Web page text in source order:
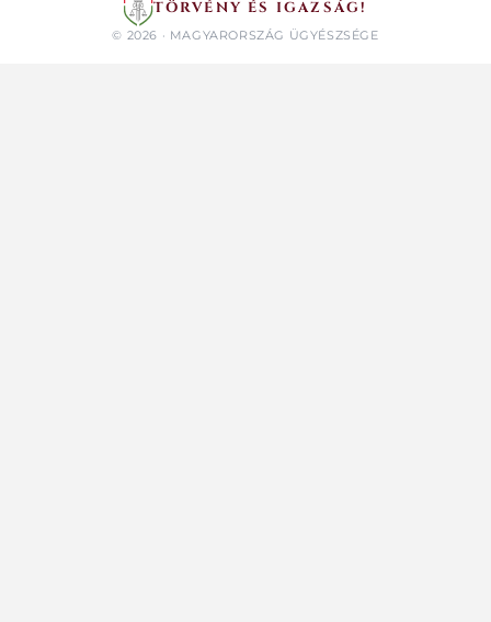
TÖRVÉNY ÉS IGAZSÁG!
© 2026 · MAGYARORSZÁG ÜGYÉSZSÉGE